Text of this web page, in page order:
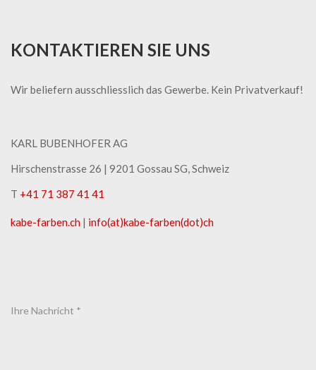
KONTAKTIEREN SIE UNS
Wir beliefern ausschliesslich das Gewerbe. Kein Privatverkauf!
KARL BUBENHOFER AG
Hirschenstrasse 26 | ​9201 Gossau SG, Schweiz
T +41 71 387 41 41
kabe-​farben.ch | info(at)kabe-​farben(dot)ch